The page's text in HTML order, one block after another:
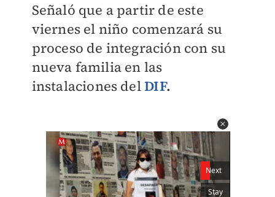
Señaló que a partir de este
viernes el niño comenzará su
proceso de integración con su
nueva familia en las
instalaciones delDIF.